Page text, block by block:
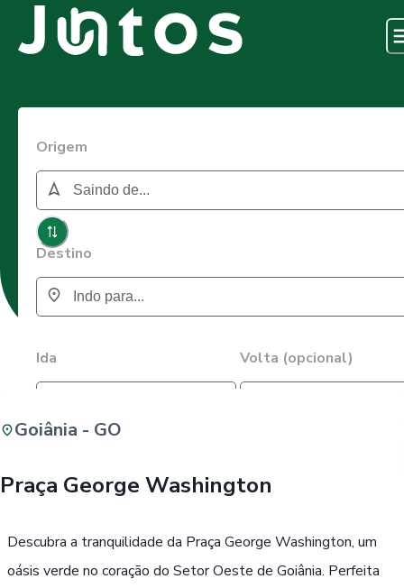
Origem
Destino
Ida Volta (opcional)
Goiânia - GO
Praça George Washington
Descubra a tranquilidade da Praça George Washington, um
oásis verde no coração do Setor Oeste de Goiânia. Perfeita